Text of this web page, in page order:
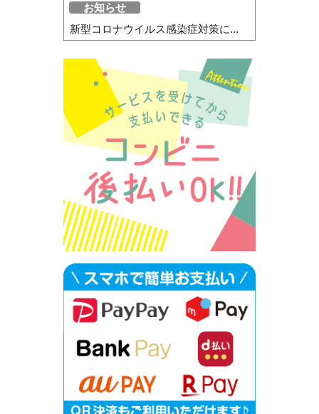
お知らせ
新型コロナウイルス感染症対策に...